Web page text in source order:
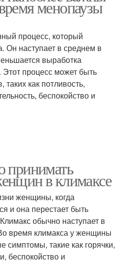
менопаузы
процесс, который
Он наступает в среднем в
выработка
Этот процесс может быть
как потливость,
беспокойство и
принимать
в климаксе
женщины, когда
и она перестает быть
обычно наступает в
время климакса у женщины
симптомы, такие как горячки,
беспокойство и